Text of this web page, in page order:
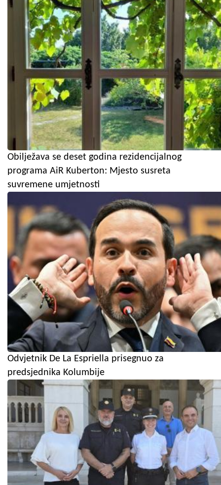
Obilježava se deset godina rezidencijalnog
programa AiR Kuberton: Mjesto susreta
suvremene umjetnosti
Odvjetnik De La Espriella prisegnuo za
predsjednika Kolumbije